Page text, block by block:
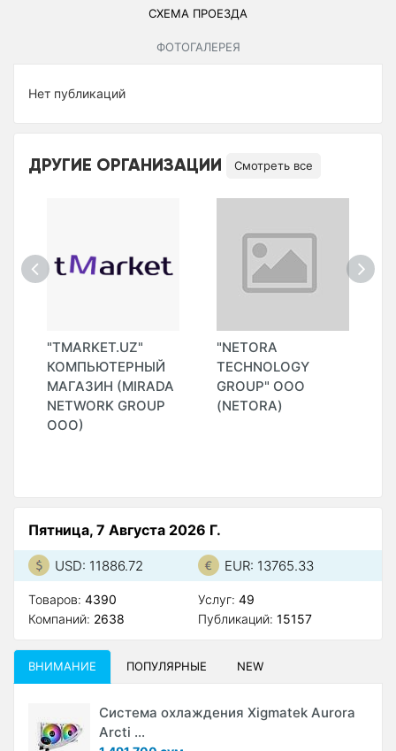
СХЕМА ПРОЕЗДА
ФОТОГАЛЕРЕЯ
Нет публикаций
ДРУГИЕ ОРГАНИЗАЦИИ Смотреть все
"TMARKET.UZ"
КОМПЬЮТЕРНЫЙ
МАГАЗИН (MIRADA
NETWORK GROUP
ООО)
"NETORA
TECHNOLOGY
GROUP" ООО
(NETORA)
Пятница, 7 Августа 2026 Г.
USD: 11886.72 EUR: 13765.33
Товаров: 4390
Компаний: 2638
Услуг: 49
Публикаций: 15157
ВНИМАНИЕ ПОПУЛЯРНЫЕ NEW
Система охлаждения Xigmatek Aurora
Arcti ...